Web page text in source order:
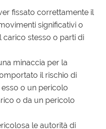
fissato correttamente il
significativi o
stesso o parti di
minaccia per la
il rischio di
o un pericolo
o da un pericolo
le autorità di